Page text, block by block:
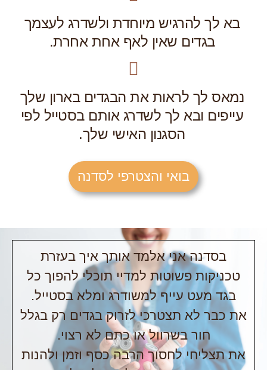
בא לך להרגיש מיוחדת ולשדרג לעצמך
בגדים שאין לאף אחת אחרת.
נמאס לך לראות את הבגדים בארון שלך
עייפים ובא לך לשדרג אותם בסטייל לפי
הסגנון האישי שלך.
בואי והצטרפי לסדנה
בסדנה אני אלמד אותך איך בעזרת
טכניקות פשוטות למדיי תוכלי להפוך כל
בגד מעט עייף למשודרג ומלא בסטייל.
את כבר לא תצטרכי לזרוק בגדים רק בגלל
חור בשרוול או כתם לא רצוי.
את תצליחי לחסוך הרבה כסף וזמן ולהנות